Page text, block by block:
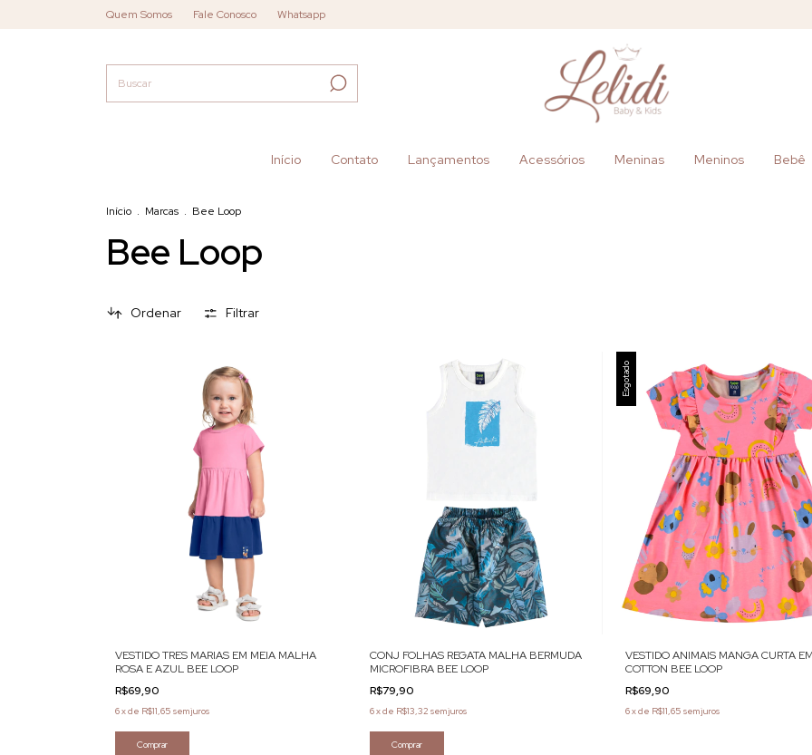
Quem Somos Fale Conosco Whatsapp
Início Contato Lançamentos Acessórios Meninas Meninos Bebê
Início . Marcas . Bee Loop
Bee Loop
Ordenar Filtrar
VESTIDO TRES MARIAS EM MEIA MALHA
ROSA E AZUL BEE LOOP
R$69,90
6xde R$11,65 sem juros
Comprar
CONJ FOLHAS REGATA MALHA BERMUDA
MICROFIBRA BEE LOOP
R$79,90
6xde R$13,32 sem juros
Comprar
Esgotado
VESTIDO ANIMAIS MANGA CURTA
COTTON BEE LOOP
R$69,90
6xde R$11,65 sem juros